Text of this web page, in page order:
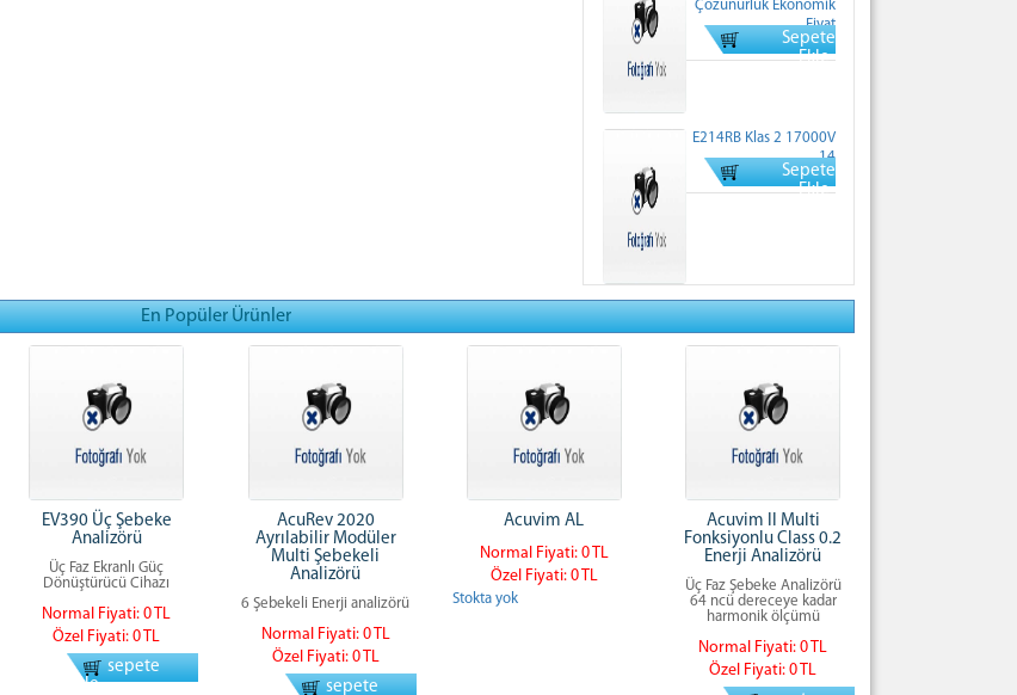
Çözünürlük Ekonomik
Fiyat
Normal Fiyati: 0 TL
Sepete
Ekle
E214RB Klas 2 17000V
14
Normal Fiyati: 0 TL
Sepete
Ekle
En Popüler Ürünler
EV390 Üç Şebeke
Analizörü
Üç Faz Ekranlı Güç
Dönüştürücü Cihazı
Normal Fiyati: 0 TL
Özel Fiyati: 0 TL
sepete
ekle
AcuRev 2020
Ayrılabilir Modüler
Multi Şebekeli
Analizörü
6 Şebekeli Enerji analizörü
Normal Fiyati: 0 TL
Özel Fiyati: 0 TL
sepete
Acuvim AL
Normal Fiyati: 0 TL
Özel Fiyati: 0 TL
Stokta yok
Acuvim II Multi
Fonksiyonlu Class 0.2
Enerji Analizörü
Üç Faz Şebeke Analizörü
64 ncü dereceye kadar
harmonik ölçümü
Normal Fiyati: 0 TL
Özel Fiyati: 0 TL